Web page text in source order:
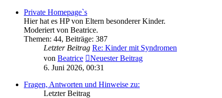
Private Homepage`s
Hier hat es HP von Eltern besonderer Kinder.
Moderiert von Beatrice.
Themen: 44, Beiträge: 387
Letzter Beitrag Re: Kinder mit Syndromen
von Beatrice
Neuester Beitrag
6. Juni 2026, 00:31
Fragen, Antworten und Hinweise zu:
Letzter Beitrag